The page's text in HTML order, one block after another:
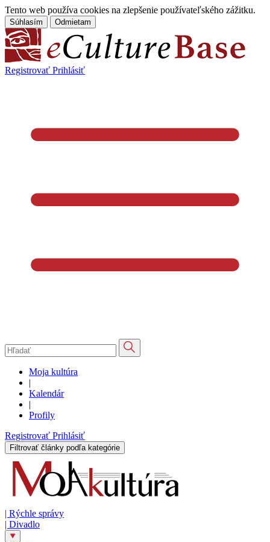
Tento web používa cookies na zlepšenie používateľského zážitku.
Súhlasím Odmietam
Registrovať Prihlásiť
Moja kultúra
|
Kalendár
|
Profily
Registrovať Prihlásiť
Filtrovať články podľa kategórie
| Rýchle správy
| Divadlo